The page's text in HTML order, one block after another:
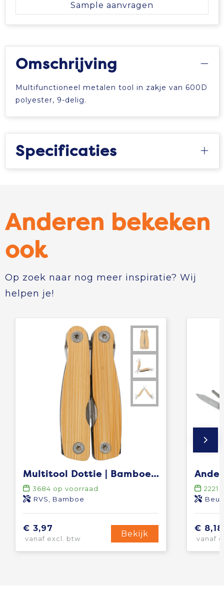
Sample aanvragen
Omschrijving
Multifunctioneel metalen tool in zakje van 600D
polyester, 9-delig.
Specificaties
Anderen bekeken
ook
Op zoek naar nog meer inspiratie? Wij
helpen je!
Multitool Dottie | Bamboe | 12 stuks
3684 op voorraad
RVS, Bamboe
€ 3,97
vanaf excl. btw
Bekijk
2221
€ 8,18
vanaf